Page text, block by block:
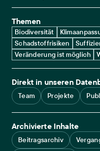
Themen
Biodiversität
Schadstoffrisiken
Veränderung ist möglich
Direkt in unseren
Team Projekte
Archivierte Inhalte
Beitragsarchiv